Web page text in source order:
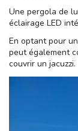
Une pergola de
éclairage LED
En optant pour
peut également
couvrir un jacuzzi.